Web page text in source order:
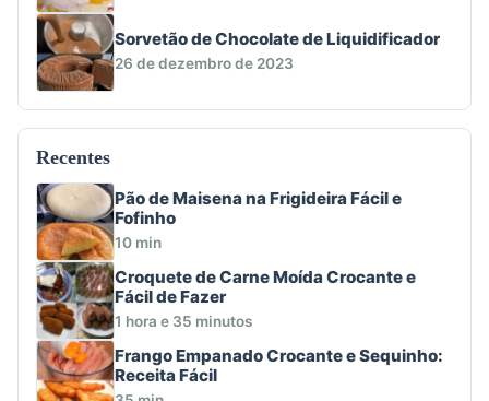
Sorvetão de Chocolate de Liquidificador
26 de dezembro de 2023
Recentes
Pão de Maisena na Frigideira Fácil e
Fofinho
10 min
Croquete de Carne Moída Crocante e
Fácil de Fazer
1 hora e 35 minutos
Frango Empanado Crocante e Sequinho:
Receita Fácil